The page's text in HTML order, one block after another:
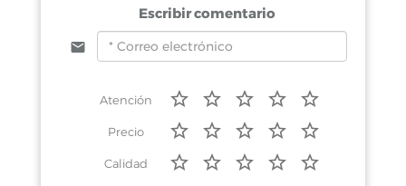
Escribir comentario
Atención
Precio
Calidad